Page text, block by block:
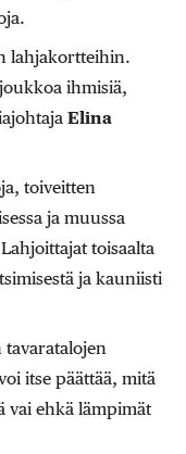
lahjakortteihin.
ihmisiä,
Elina
toiveitten
ja muussa
toisaalta
ja kauniisti
tavaratalojen
itse päättää, mitä
vai ehkä lämpimät